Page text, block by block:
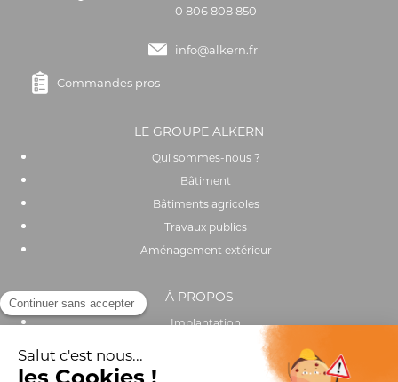
0 806 808 850
info@alkern.fr
Commandes pros
LE GROUPE ALKERN
Qui sommes-nous ?
Bâtiment
Bâtiments agricoles
Travaux publics
Aménagement extérieur
À PROPOS
Implantation